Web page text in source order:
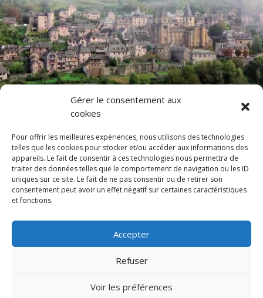
Gérer le consentement aux
cookies
Pour offrir les meilleures expériences, nous utilisons des technologies
telles que les cookies pour stocker et/ou accéder aux informations des
appareils. Le fait de consentir à ces technologies nous permettra de
traiter des données telles que le comportement de navigation ou les ID
uniques sur ce site. Le fait de ne pas consentir ou de retirer son
consentement peut avoir un effet négatif sur certaines caractéristiques
et fonctions.
Accepter
Refuser
Voir les préférences
Notre château Histoire Chambres
Équipement
Galeries
Plans Expériences
Presse
Politique de confidentialité
Règlement intérieur et accessibilité